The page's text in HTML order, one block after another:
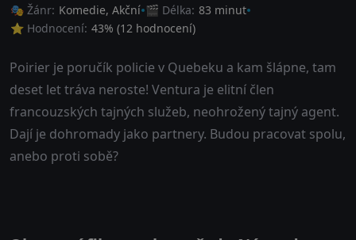
🎭 Žánr: Komedie, Akční 🎬 Délka: 83 minut
⭐ Hodnocení: 43% (12 hodnocení)
Poirier je poručík policie v Quebeku a kam šlápne, tam
deset let tráva neroste! Ventura je elitní člen
francouzských tajných služeb, neohrožený tajný agent.
Dají je dohromady jako partnery. Budou pracovat spolu,
anebo proti sobě?